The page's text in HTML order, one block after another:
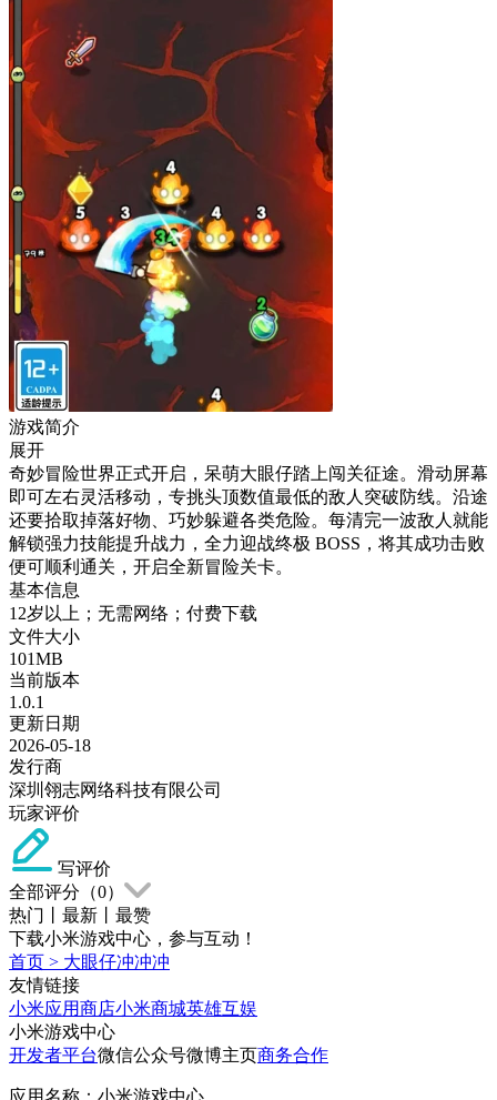
游戏简介
展开
奇妙冒险世界正式开启，呆萌大眼仔踏上闯关征途。滑动屏幕
即可左右灵活移动，专挑头顶数值最低的敌人突破防线。沿途
还要拾取掉落好物、巧妙躲避各类危险。每清完一波敌人就能
解锁强力技能提升战力，全力迎战终极 BOSS，将其成功击败
便可顺利通关，开启全新冒险关卡。
基本信息
12岁以上；无需网络；付费下载
文件大小
101MB
当前版本
1.0.1
更新日期
2026-05-18
发行商
深圳翎志网络科技有限公司
玩家评价
写评价
全部评分（0）
热门
最新
最赞
下载小米游戏中心，参与互动！
首页 > 大眼仔冲冲冲
友情链接
小米应用商店小米商城英雄互娱
小米游戏中心
开发者平台微信公众号微博主页商务合作
应用名称：小米游戏中心